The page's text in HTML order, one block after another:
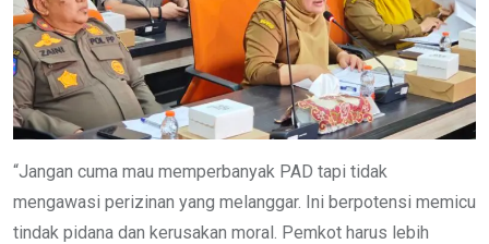
“Jangan cuma mau memperbanyak PAD tapi tidak
mengawasi perizinan yang melanggar. Ini berpotensi memicu
tindak pidana dan kerusakan moral. Pemkot harus lebih